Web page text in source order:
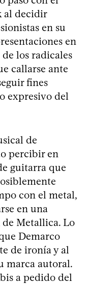
al decidir
en su
en
los radicales
callarse ante
fines
expresivo del
de
percibir en
guitarra que
con el metal,
en una
de Metallica. Lo
Demarco
de ironía y al
marca autoral.
a pedido del